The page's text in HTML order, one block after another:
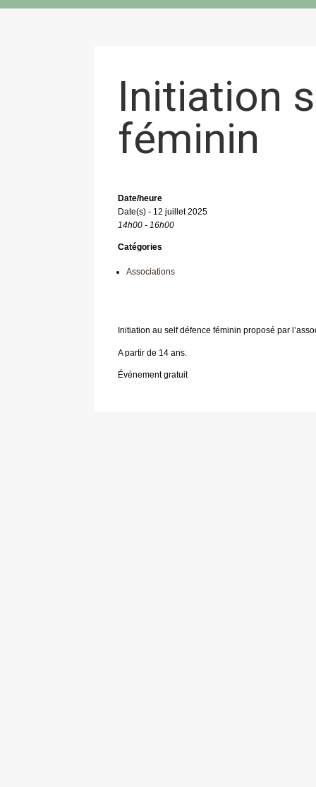
Initiation
féminin
Date/heure
Date(s) - 12 juillet 2025
14h00 - 16h00
Catégories
Associations
Initiation au self défence féminin proposé par
A partir de 14 ans.
Événement gratuit